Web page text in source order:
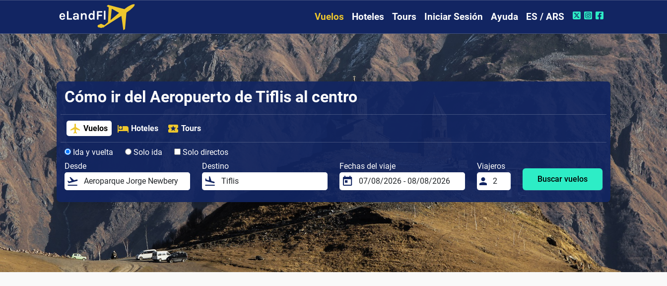
Vuelos Hoteles Tours Iniciar Sesión Ayuda ES / ARS
Cómo ir del Aeropuerto de Tiflis al centro
Vuelos Hoteles Tours
Ida y vuelta Solo ida
Solo directos
Desde
Destino Fechas del viaje
Viajeros
Buscar vuelos